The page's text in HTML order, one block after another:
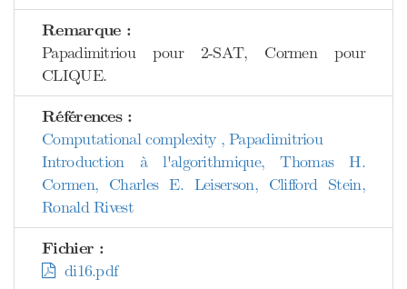
Remarque :
Papadimitriou pour 2-SAT, Cormen pour
CLIQUE.
Références :
Computational complexity , Papadimitriou
Introduction à l'algorithmique, Thomas H.
Cormen, Charles E. Leiserson, Clifford Stein,
Ronald Rivest
Fichier :
di16.pdf